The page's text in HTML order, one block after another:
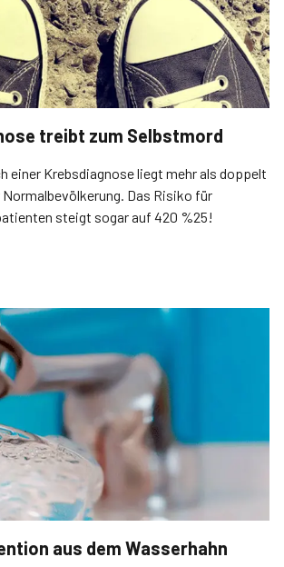
treibt zum Selbstmord
einer Krebsdiagnose liegt mehr als doppelt
Das Risiko für
steigt sogar auf 420 %25!
aus dem Wasserhahn